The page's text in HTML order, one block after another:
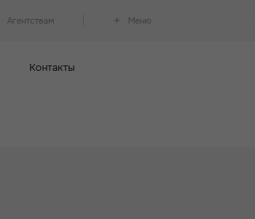
Агентствам Меню
Контакты